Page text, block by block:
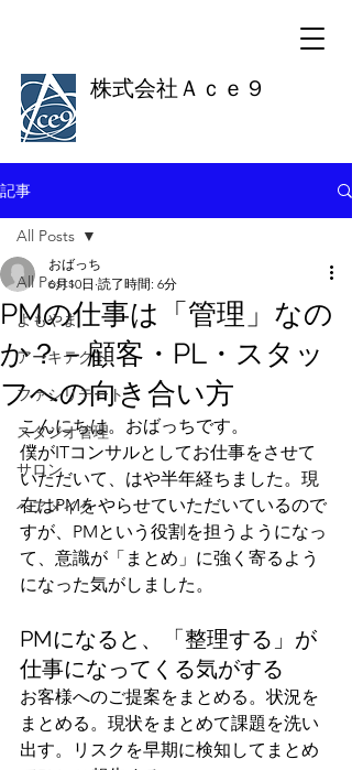
株式会社Ａｃｅ９
記事
All Posts
よもやま
アーキテクト
ファシリテート
スタジオ管理
サロン
ヘアメイク
All Posts
PMの仕事は「管理」なの
か？－顧客・PL・スタッ
フへの向き合い方
おばっち
6月10日 読了時間: 6分
こんにちは。おばっちです。
僕がITコンサルとしてお仕事をさせて
いただいて、はや半年経ちました。現
在はPMをやらせていただいているので
すが、PMという役割を担うようになっ
て、意識が「まとめ」に強く寄るよう
になった気がしました。
PMになると、「整理する」が
仕事になってくる気がする
お客様へのご提案をまとめる。状況を
まとめる。現状をまとめて課題を洗い
出す。リスクを早期に検知してまとめ